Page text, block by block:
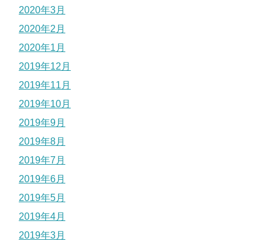
2020年3月
2020年2月
2020年1月
2019年12月
2019年11月
2019年10月
2019年9月
2019年8月
2019年7月
2019年6月
2019年5月
2019年4月
2019年3月